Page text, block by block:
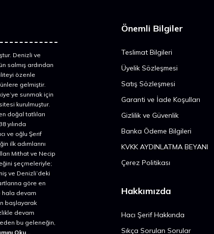
Denizli ve
salmış ardından
özenle
gelmiştir.
sunmak için
kurulmuştur.
doğal tatlıları
yılında
ve oğlu Şerif
ilk adımlarını
Mithat ve Necip
şeçmeleriyle;
ve Denizli’deki
göre en
hala devam
başlayarak
devam
bu geleneğin,
Oku...
Önemli Bilgiler
Teslimat Bilgileri
Üyelik Sözleşmesi
Satış Sözleşmesi
Garanti ve İade Koşulları
Gizlilik ve Güvenlik
Banka Ödeme Bilgileri
KVKK AYDINLATMA BEYANI
Çerez Politikası
Hakkımızda
Hacı Şerif Hakkında
Sıkça Sorulan Sorular